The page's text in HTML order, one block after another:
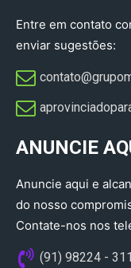
Entre em contato
enviar sugestões:
ANUNCIE
Anuncie aqui e
do nosso
Contate-nos nos
(91) 98224 -